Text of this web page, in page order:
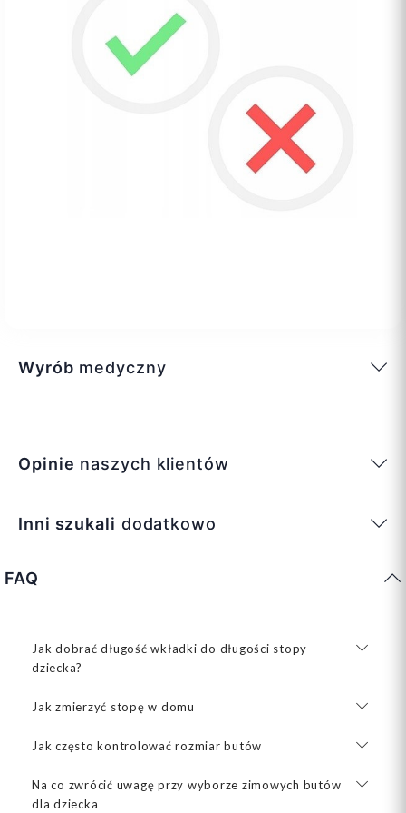
Wyrób medyczny
Opinie naszych klientów
Inni szukali dodatkowo
FAQ
Jak dobrać długość wkładki do długości stopy
dziecka?
Jak zmierzyć stopę w domu
Jak często kontrolować rozmiar butów
Na co zwrócić uwagę przy wyborze zimowych butów
dla dziecka